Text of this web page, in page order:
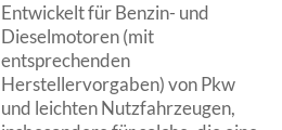
Entwickelt für Benzin- und
Dieselmotoren (mit
entsprechenden
Herstellervorgaben) von Pkw
und leichten Nutzfahrzeugen,